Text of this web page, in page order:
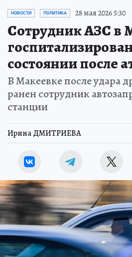
НОВОСТИ ПОЛИТИКА 28 мая 2026 5:30
Сотрудник АЗС в
состоянии после
В Макеевке после удара
ранен сотрудник
станции
Ирина ДМИТРИЕВА